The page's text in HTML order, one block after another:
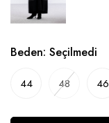
Beden: Seçilmedi
44 48 46